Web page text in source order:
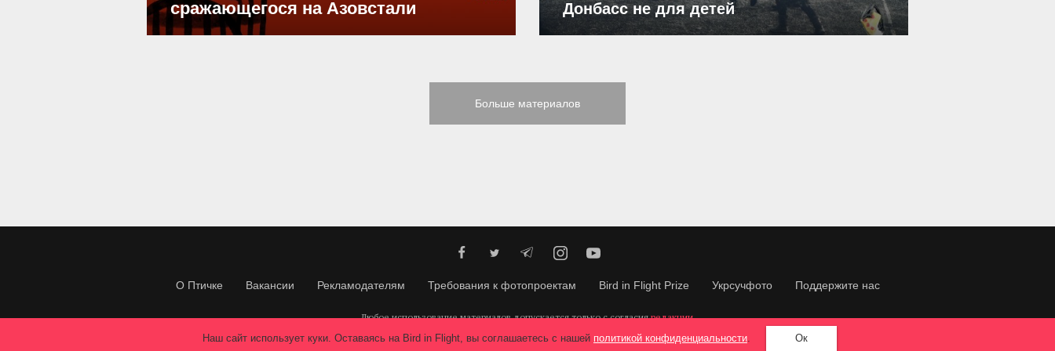
сражающегося на Азовстали
Донбасс не для детей
Больше материалов
О Птичке Вакансии Рекламодателям Требования к фотопроектам Bird in Flight Prize Укрсучфото Поддержите нас
Любое использование материалов допускается только с согласияредакции.
© 2026, Bird In Flight.
Все права защищены.
Наш сайт использует куки. Оставаясь на Bird in Flight, вы соглашаетесь с нашей политикой конфиденциальности. Ок